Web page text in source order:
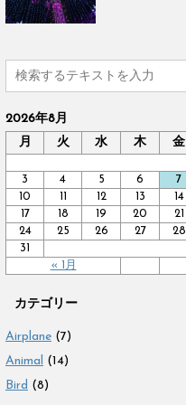
2026年8月
月
火 水 木 金
« 1月
3
4 5 6 7
10
11 12 13 14
17
18 19 20 21
24
25 26 27 28
31
カテゴリー
Airplane (7)
Animal (14)
Bird (8)